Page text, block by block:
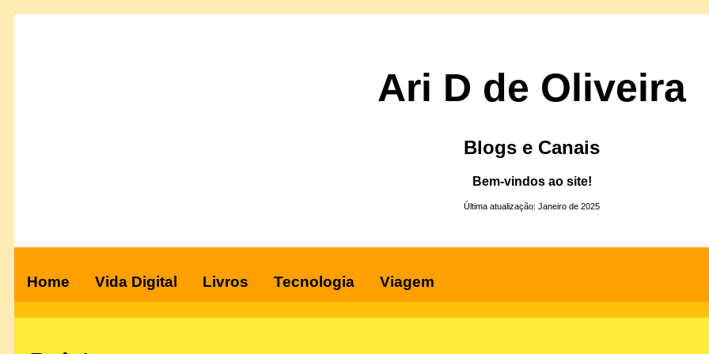
Ari D de Oliveira
Blogs e Canais
Bem-vindos ao site!
Última atualização: Janeiro de 2025
Home Vida Digital Livros Tecnologia Viagem